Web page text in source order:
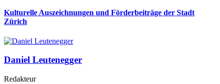
Kulturelle Auszeichnungen und Förderbeiträge der Stadt
Zürich
Daniel Leutenegger
Redakteur